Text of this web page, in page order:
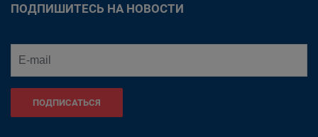
ПОДПИШИТЕСЬ НА НОВОСТИ
ПОДПИСАТЬСЯ